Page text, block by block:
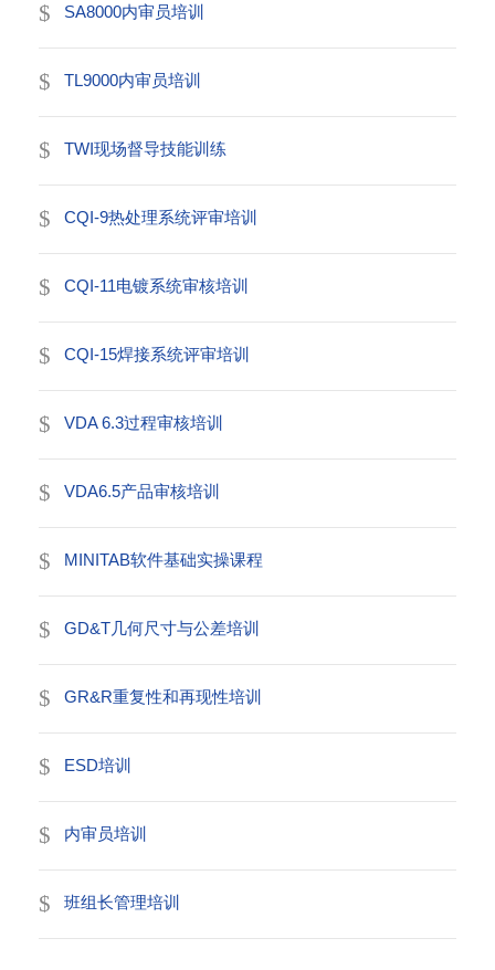
SA8000内审员培训
TL9000内审员培训
TWI现场督导技能训练
CQI-9热处理系统评审培训
CQI-11电镀系统审核培训
CQI-15焊接系统评审培训
VDA 6.3过程审核培训
VDA6.5产品审核培训
MINITAB软件基础实操课程
GD&T几何尺寸与公差培训
GR&R重复性和再现性培训
ESD培训
内审员培训
班组长管理培训